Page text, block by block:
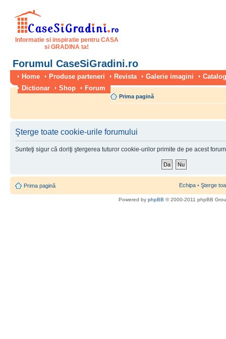
Informatie si inspiratie pentru CASA
si GRADINA ta!
Forumul CaseSiGradini.ro
Home Produse parteneri Revista Galerie imagini
Dictionar
Shop Forum
Prima pagină
Şterge toate cookie-urile forumului
Sunteţi sigur că doriţi ştergerea tuturor cookie-urilor primite de pe acest
Prima pagină Echipa • Şterge
Powered by phpBB © 2000-2011 phpBB